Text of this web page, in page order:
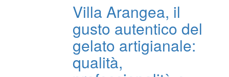
Villa Arangea, il
gusto autentico del
gelato artigianale:
qualità,